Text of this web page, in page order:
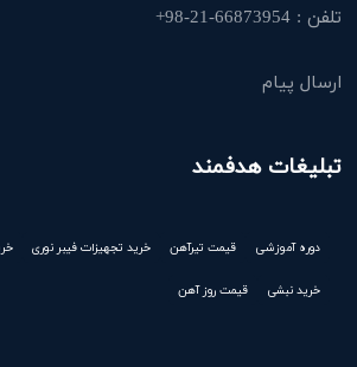
تلفن : 66873954-21-98+
ارسال پیام
تبلیغات هدفمند
دوره آموزشی قیمت تیرآهن خرید تجهیزات فیبر نوری
خرید نبشی قیمت روز آهن